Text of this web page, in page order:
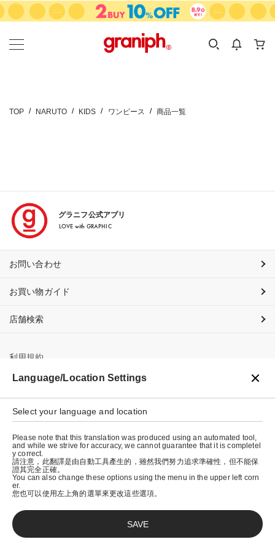
カテゴリーから探す
KIDS
カテゴリ
サイズ
TOP NARUTO KIDS ワンピース 商品一覧
グラニフ公式アプリ
LOVE with GRAPHIC
お問い合わせ
お買い物ガイド
店舗検索
利用規約
プライバシーポリシー
特定商取引法に基づく表示
会社概要
© graniph inc.
Language/Location Settings
Select your language and location
Please note that this translation was produced using an automated tool,
and while we strive for accuracy, we cannot guarantee that it is completel
y correct.
請注意，此翻譯是由自動工具產生的，雖然我們努力追求準確性，但不能保
證其完全正確。
You can also change these options using the menu in the upper left corn
er.
您也可以使用左上角的選單來更改這些選項。
SAVE